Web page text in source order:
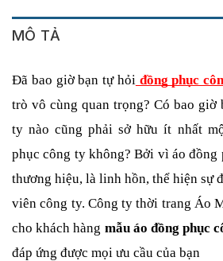
MÔ TẢ
Đã bao giờ bạn tự hỏi đồng phục
trò vô cùng quan trọng? Có bao giờ
ty nào cũng phải sở hữu ít nhất
phục công ty không? Bởi vì áo
thương hiệu, là linh hồn, thể hiện sự
viên công ty. Công ty thời trang Áo
cho khách hàng mẫu áo đồng phục
đáp ứng được mọi ưu cầu của bạn